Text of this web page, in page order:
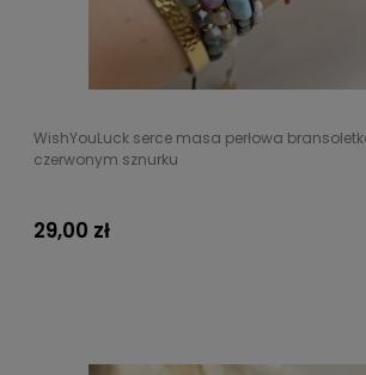
WishYouLuck serce masa perłowa
czerwonym sznurku
29,00 zł